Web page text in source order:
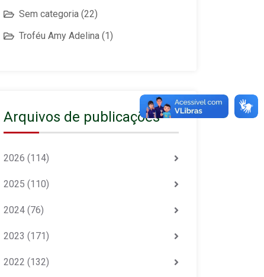
Sem categoria (22)
Troféu Amy Adelina (1)
Arquivos de publicações
2026 (114)
2025 (110)
2024 (76)
2023 (171)
2022 (132)